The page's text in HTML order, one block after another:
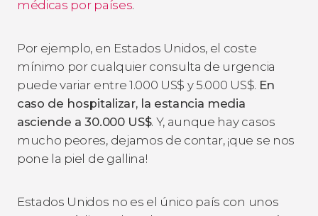
médicas por países.
Por ejemplo, en Estados Unidos, el coste
mínimo por cualquier consulta de urgencia
puede variar entre 1.000 US$ y 5.000 US$. En
caso de hospitalizar, la estancia media
asciende a 30.000 US$. Y, aunque hay casos
mucho peores, dejamos de contar, ¡que se nos
pone la piel de gallina!
Estados Unidos no es el único país con unos